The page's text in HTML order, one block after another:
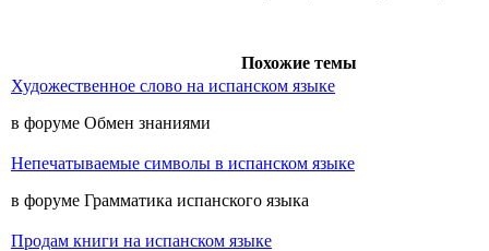
Похожие темы
Художественное слово на испанском языке
в форуме Обмен знаниями
Непечатываемые символы в испанском языке
в форуме Грамматика испанского языка
Продам книги на испанском языке